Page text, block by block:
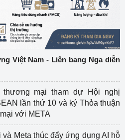
Việt Nam - Liên bang Nga diễn
mại tham dự Hội nghị
lần thứ 10 và ký Thỏa thuận
với META
Meta thúc đẩy ứng dụng AI hỗ